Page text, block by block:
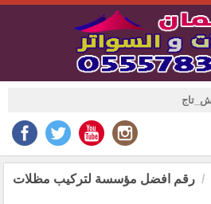
رقم افضل مؤسسة لتركيب مظلات